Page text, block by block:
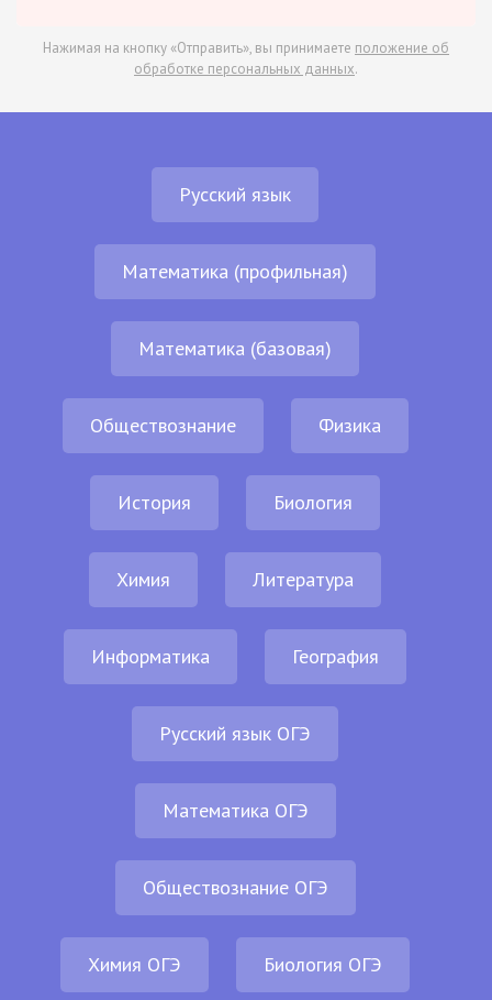
Нажимая на кнопку «Отправить», вы принимаете положение об
обработке персональных данных.
Русский язык
Математика (профильная)
Математика (базовая)
Обществознание Физика
История Биология
Химия Литература
Информатика География
Русский язык ОГЭ
Математика ОГЭ
Обществознание ОГЭ
Химия ОГЭ Биология ОГЭ